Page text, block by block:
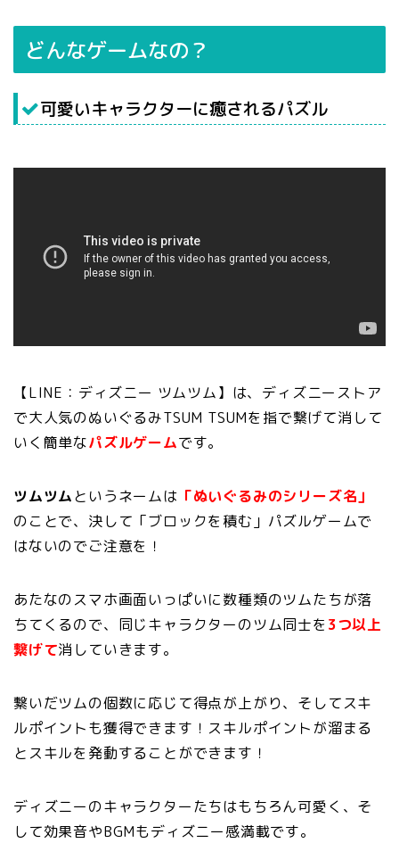
どんなゲームなの？
可愛いキャラクターに癒されるパズル
【LINE：ディズニー ツムツム】は、ディズニーストア
で大人気のぬいぐるみTSUM TSUMを指で繋げて消して
いく簡単なパズルゲームです。
ツムツムというネームは 「ぬいぐるみのシリーズ名」
のことで、決して「ブロックを積む」パズルゲームで
はないのでご注意を！
あたなのスマホ画面いっぱいに数種類のツムたちが落
ちてくるので、同じキャラクターのツム同士を 3つ以上
繋げて消していきます。
繋いだツムの個数に応じて得点が上がり、そしてスキ
ルポイントも獲得できます！スキルポイントが溜まる
とスキルを発動することができます！
ディズニーのキャラクターたちはもちろん可愛く、そ
して効果音やBGMもディズニー感満載です。